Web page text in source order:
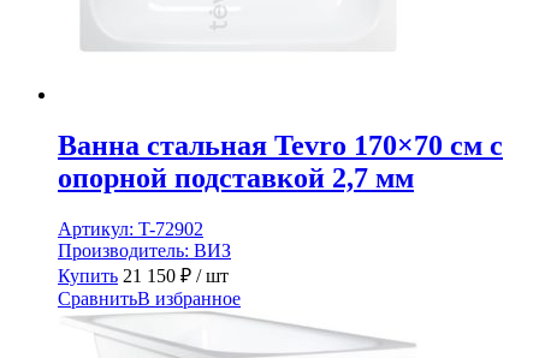
Ванна стальная Tevro 170×70 см с
опорной подставкой 2,7 мм
Артикул: T-72902
Производитель: ВИЗ
Купить 21 150 ₽ / шт
СравнитьВ избранное